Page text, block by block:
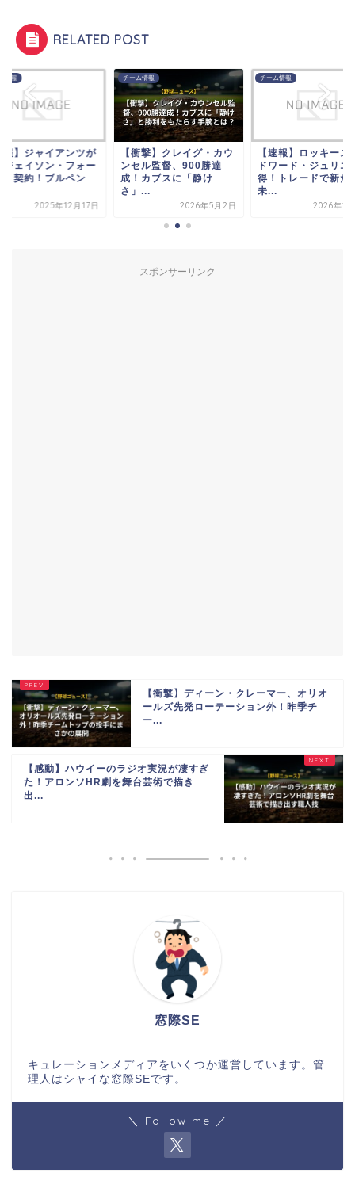
RELATED POST
情報
撃】クレイグ・カウ
ル監督、900勝達
カブスに「静け
2026年5月2日
チーム情報
【速報】ロッキーズがエ
ドワード・ジュリエン獲
得！トレードで新たな
未...
2026年1月29日
チーム情報
【速報】ジャイアン
右腕ジェイソン・フ
リーと契約！ブルペ
再...
2025年12
スポンサーリンク
【衝撃】ディーン・クレーマー、オリオ
ールズ先発ローテーション外！昨季チ
ー...
【感動】ハウイーのラジオ実況が凄すぎ
た！アロンソHR劇を舞台芸術で描き
出...
窓際SE
キュレーションメディアをいくつか運営しています。管
理人はシャイな窓際SEです。
＼ Follow me ／